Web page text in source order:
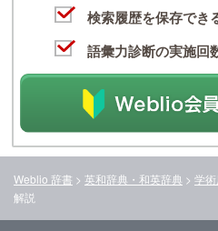
検索履歴を保存でき
語彙力診断の実施回
Weblio 辞書 > 英和辞典・和英辞典 > 学
解説